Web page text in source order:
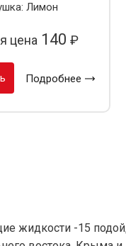
Лимон
цена 140 ₽
Подробнее
жидкости -15